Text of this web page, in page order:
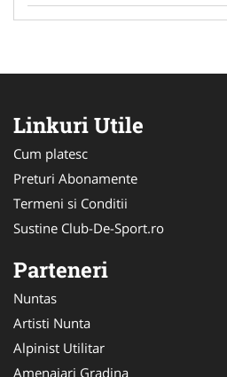
Linkuri Utile
Cum platesc
Preturi Abonamente
Termeni si Conditii
Sustine Club-De-Sport.ro
Parteneri
Nuntas
Artisti Nunta
Alpinist Utilitar
Amenajari Gradina